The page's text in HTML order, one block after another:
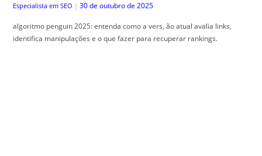
Especialista em SEO | 30 de outubro de 2025
algoritmo penguin 2025: entenda como a vers, ão atual avalia links,
identifica manipulações e o que fazer para recuperar rankings.